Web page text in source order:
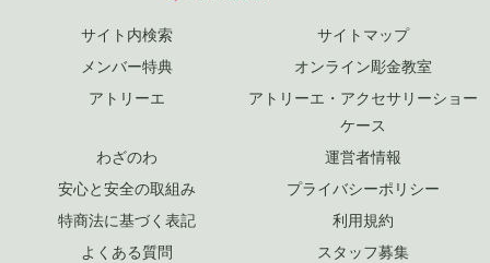
サイト内検索
サイトマップ
メンバー特典
オンライン彫金教室
アトリーエ
アトリーエ・アクセサリーショー
ケース
わざのわ
運営者情報
安心と安全の取組み
プライバシーポリシー
特商法に基づく表記
利用規約
よくある質問
スタッフ募集